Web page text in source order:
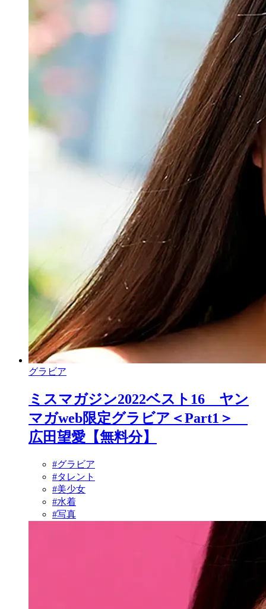
グラビア
ミスマガジン2022ベスト16 ヤン
マガweb限定グラビア＜Part1＞
広田望愛【無料分】
#グラビア
#タレント
#美少女
#水着
#写真